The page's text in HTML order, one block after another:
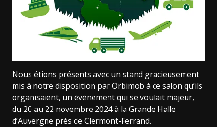
Nous étions présents avec un stand gracieusement
mis à notre disposition par Orbimob à ce salon qu’ils
organisaient, un événement qui se voulait majeur,
du 20 au 22 novembre 2024 à la Grande Halle
d’Auvergne près de Clermont-Ferrand.